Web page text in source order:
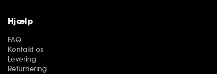
Hjælp
FAQ
Kontakt os
Levering
Returnering